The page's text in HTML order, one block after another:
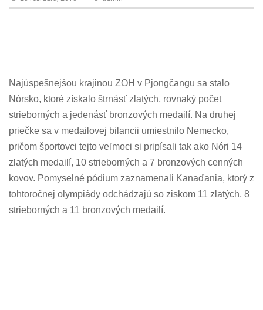
n
Najúspešnejšou krajinou ZOH v Pjongčangu sa stalo
Nórsko, ktoré získalo štrnásť zlatých, rovnaký počet
strieborných a jedenásť bronzových medailí. Na druhej
priečke sa v medailovej bilancii umiestnilo Nemecko,
pričom športovci tejto veľmoci si pripísali tak ako Nóri 14
zlatých medailí, 10 strieborných a 7 bronzových cenných
kovov. Pomyselné pódium zaznamenali Kanaďania, ktorý z
tohtoročnej olympiády odchádzajú so ziskom 11 zlatých, 8
strieborných a 11 bronzových medailí.